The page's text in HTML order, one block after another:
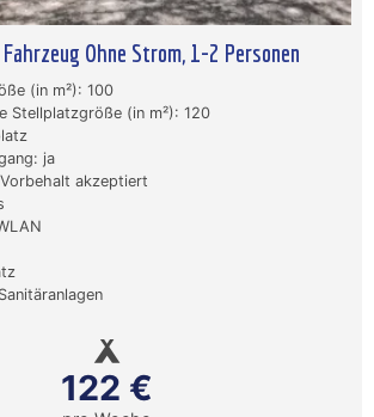
Ohne Strom, 1-2 Personen
(in m²): 100
Stellplatzgröße (in m²): 120
ja
akzeptiert
122 €